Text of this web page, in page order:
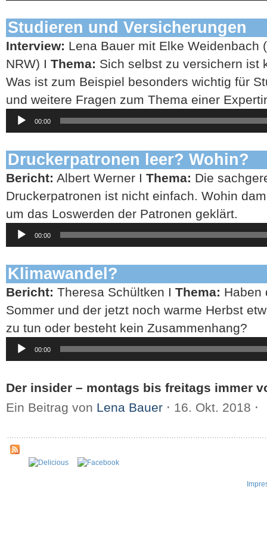
Studieren und Versicherungen
Interview: Lena Bauer mit Elke Weidenbach
NRW) I Thema: Sich selbst zu versichern ist
Was ist zum Beispiel besonders wichtig für
und weitere Fragen zum Thema einer
Audio-
Player
00:00
Druckerpatronen leer? Wohin?
Bericht: Albert Werner I Thema: Die
Druckerpatronen ist nicht einfach. Wohin
um das Loswerden der Patronen geklärt.
Audio-
Player
00:00
Klimawandel?
Bericht: Theresa Schültken I Thema: Haben
Sommer und der jetzt noch warme Herbst
zu tun oder besteht kein Zusammenhang?
Audio-
Player
00:00
Der insider – montags bis freitags immer
Ein Beitrag von Lena Bauer ⋅ 16. Okt. 2018 ⋅